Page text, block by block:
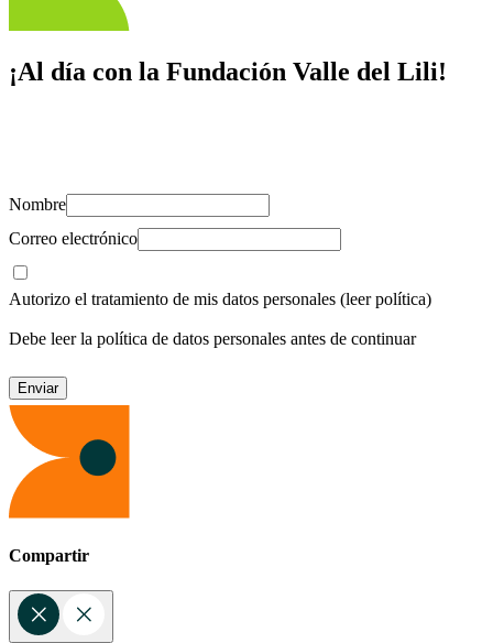
¡Al día con la Fundación Valle del Lili!
Nombre
Correo electrónico
Autorizo el tratamiento de mis datos personales (leer política)
Debe leer la política de datos personales antes de continuar
Compartir